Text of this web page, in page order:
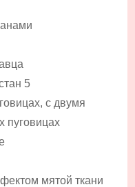
5
с двумя
пуговицах
мятой ткани